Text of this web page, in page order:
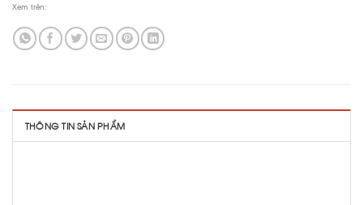
Xem trên:
THÔNG TIN SẢN PHẨM